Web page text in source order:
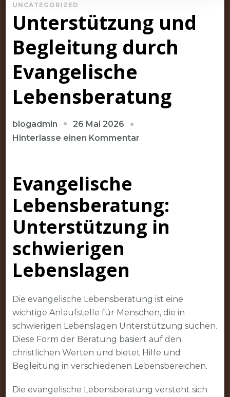
UNCATEGORIZED
Unterstützung und
Begleitung durch
Evangelische
Lebensberatung
blogadmin
26 Mai 2026
Hinterlasse einen Kommentarzu
Evangelische
Lebensberatung
Evangelische
Lebensberatung:
Unterstützung in
schwierigen
Lebenslagen
Die evangelische Lebensberatung ist eine
wichtige Anlaufstelle für Menschen, die in
schwierigen Lebenslagen Unterstützung suchen.
Diese Form der Beratung basiert auf den
christlichen Werten und bietet Hilfe und
Begleitung in verschiedenen Lebensbereichen.
Die evangelische Lebensberatung versteht sich